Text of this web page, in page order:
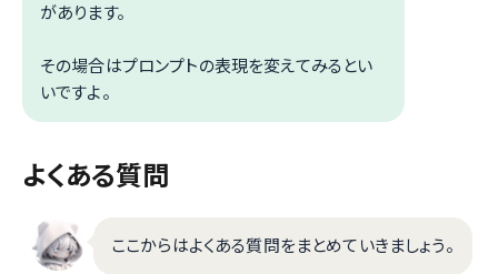
があります。
その場合はプロンプトの表現を変えてみるとい
いですよ。
よくある質問
ここからはよくある質問をまとめていきましょう。